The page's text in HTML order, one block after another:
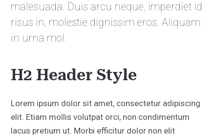
malesuada. Duis arcu neque, imperdiet id
risus in, molestie dignissim eros. Aliquam
in urna mol.
H2 Header Style
Lorem ipsum dolor sit amet, consectetur adipiscing
elit. Etiam mollis volutpat orci, non condimentum
lacus pretium ut. Morbi efficitur dolor non elit